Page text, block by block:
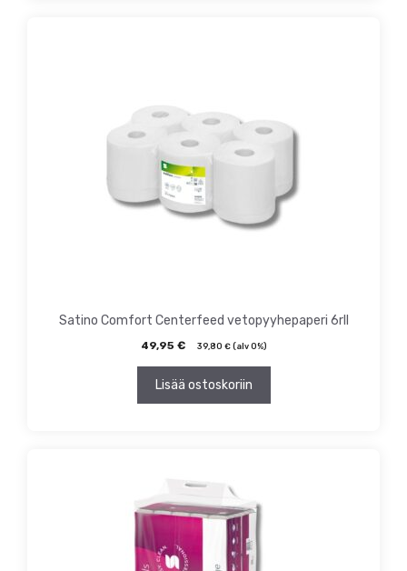
Satino Comfort Centerfeed vetopyyhepaperi 6rll
49,95 € 39,80 €(alv 0%)
Lisää ostoskoriin